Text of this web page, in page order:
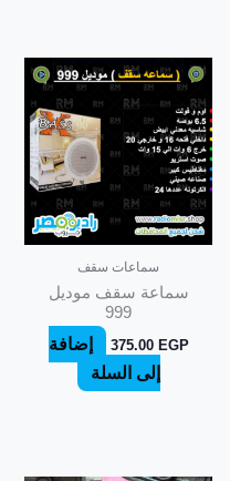
سماعات سقف
سماعة سقف موديل
999
375.00 EGP
إضافة
إلى السلة